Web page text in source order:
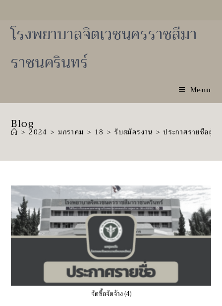
contentโรงพยาบาลจิตเวชนครราชสีมา
ราชนครินทร์
Menu
Blog
> 2024 > มกราคม > 18 > รับสมัครงาน > ประกาศรายชื่อผู้ผ่
จัดซื้อจัดจ้าง (4)